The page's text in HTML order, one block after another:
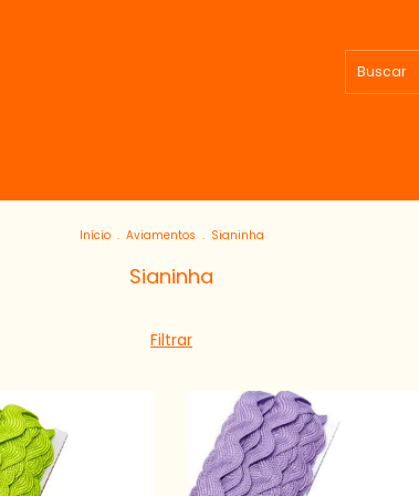
Início . Aviamentos . Sianinha
Sianinha
Filtrar